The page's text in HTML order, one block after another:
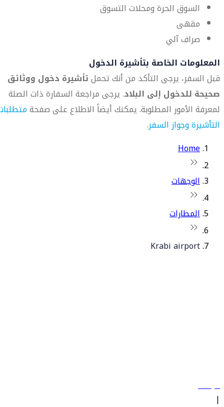
السوق الحرة ومحلات التسوق
مقهى
صراف آلي
المعلومات الخاصة بتأشيرة الدخول
قبل السفر، يرجى التأكد من أنك تحملتأشيرة دخول ووثائق
صحيحة للدخول إلى البلاد. يرجى مراجعة السفارة ذات الصلة
لمعرفة الأمور المطلوبة. يمكنك أيضاً الاطلاع على صفحة
التأشيرة وجواز السفر.
Home
الوجهات
المطارات
Krabi airport
سياساتنا
|